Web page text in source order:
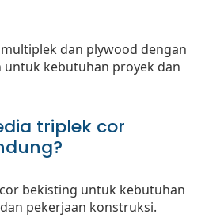
dan plywood dengan
untuk kebutuhan proyek dan
triplek cor
bekisting untuk kebutuhan
pekerjaan konstruksi.